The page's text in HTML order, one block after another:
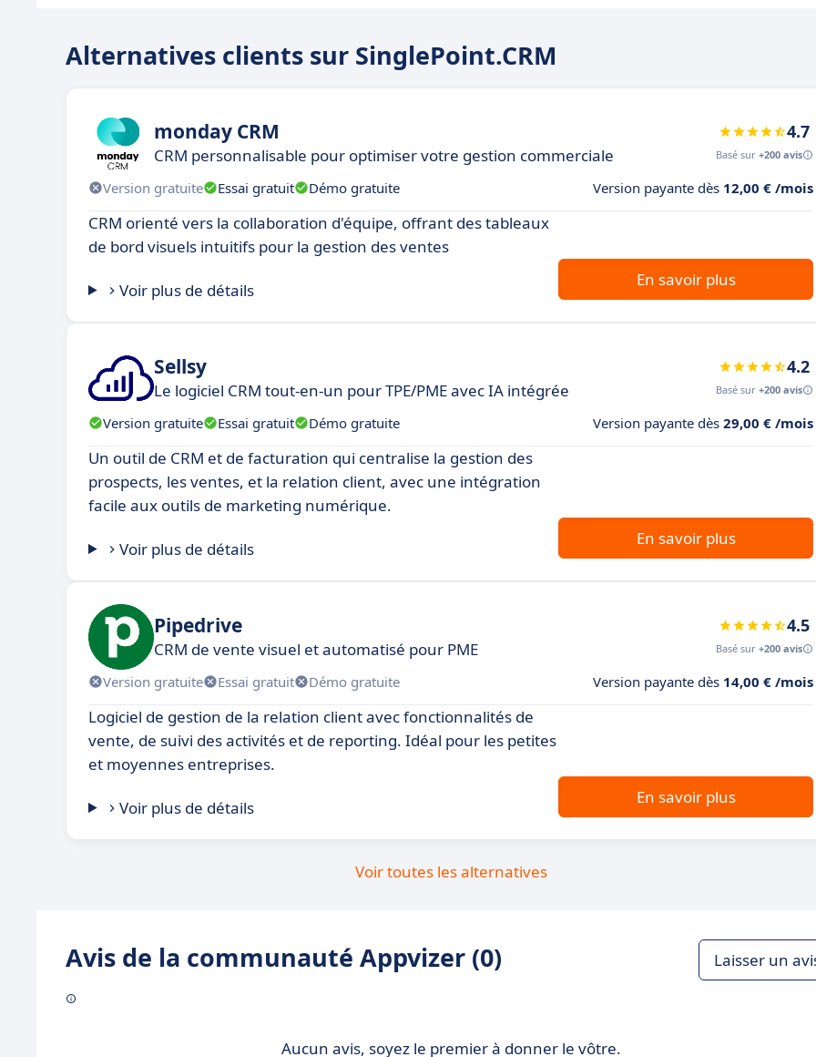
Alternatives clients sur SinglePoint.CRM
monday CRM
CRM personnalisable pour optimiser votre gestion commerciale
4.7
Basé sur +200 avis
Version gratuite Essai gratuit Démo gratuite Version payante dès 12,00 € /mois
CRM orienté vers la collaboration d'équipe, offrant des tableaux
de bord visuels intuitifs pour la gestion des ventes
Voir plus de détails
En savoir plus
Sellsy
Le logiciel CRM tout-en-un pour TPE/PME avec IA intégrée
4.2
Basé sur +200 avis
Version gratuite Essai gratuit Démo gratuite Version payante dès 29,00 € /mois
Un outil de CRM et de facturation qui centralise la gestion des
prospects, les ventes, et la relation client, avec une intégration
facile aux outils de marketing numérique.
Voir plus de détails
En savoir plus
Pipedrive
CRM de vente visuel et automatisé pour PME
4.5
Basé sur +200 avis
Version gratuite Essai gratuit Démo gratuite Version payante dès 14,00 € /mois
Logiciel de gestion de la relation client avec fonctionnalités de
vente, de suivi des activités et de reporting. Idéal pour les petites
et moyennes entreprises.
Voir plus de détails
En savoir plus
Voir toutes les alternatives
Avis de la communauté Appvizer (0) Laisser un
Aucun avis, soyez le premier à donner le vôtre.